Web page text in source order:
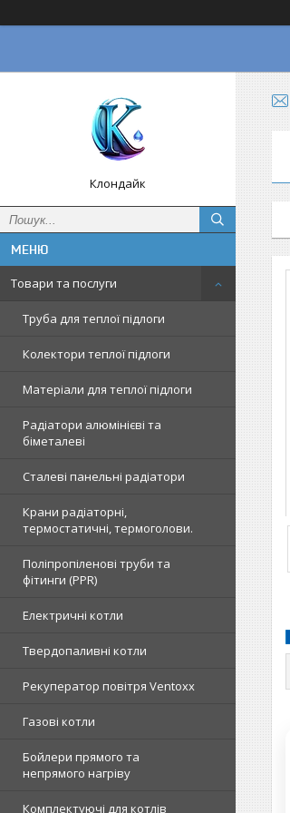
Клондайк
Товари та послуги
Труба для теплої підлоги
Колектори теплої підлоги
Матеріали для теплої підлоги
Радіатори алюмінієві та
біметалеві
Сталеві панельні радіатори
Крани радіаторні,
термостатичні, термоголови.
Поліпропіленові труби та
фітинги (PPR)
Електричні котли
Твердопаливні котли
Рекуператор повітря Ventoxx
Газові котли
Бойлери прямого та
непрямого нагріву
Комплектуючі для котлів